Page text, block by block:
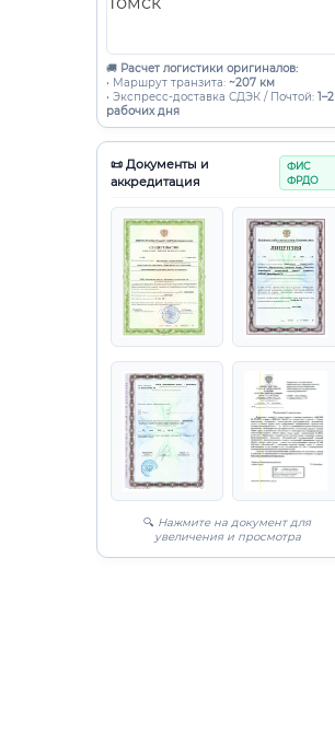
🚚 Расчет логистики оригиналов:
• Маршрут транзита: ~207 км
• Экспресс-доставка СДЭК / Почтой: 1–2
рабочих дня
📜 Документы и
аккредитация
ФИС
ФРДО
🔍 Нажмите на документ для
увеличения и просмотра